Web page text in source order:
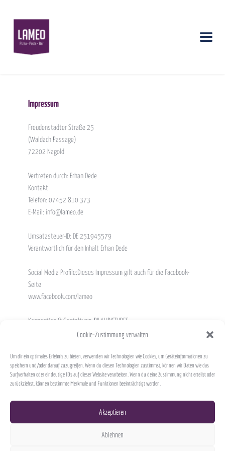
Cookie-Zustimmung verwalten
Um dir ein optimales Erlebnis zu bieten, verwenden wir Technologien wie Cookies, um Geräteinformationen zu
speichern und/oder darauf zuzugreifen. Wenn du diesen Technologien zustimmst, können wir Daten wie das
Surfverhalten oder eindeutige IDs auf dieser Website verarbeiten. Wenn du deine Zustimmung nicht erteilst oder
zurückziehst, können bestimmte Merkmale und Funktionen beeinträchtigt werden.
Akzeptieren
Ablehnen
Impressum
Freudenstädter Straße 25
(Waldach Passage)
72202 Nagold
Vertreten durch: Erhan Dede
Kontakt
Telefon: 07452 810 373
E-Mail: info@lameo.de
Umsatzsteuer-ID: DE 251945579
Verantwortlich für den Inhalt Erhan Dede
Social Media Profile:Dieses Impressum gilt auch für die Facebook-
Seite
www.facebook.com/lameo
Konzeption & Gestaltung: PILAUPICTURES
2023 Lameo Pizza • Pasta • Bar